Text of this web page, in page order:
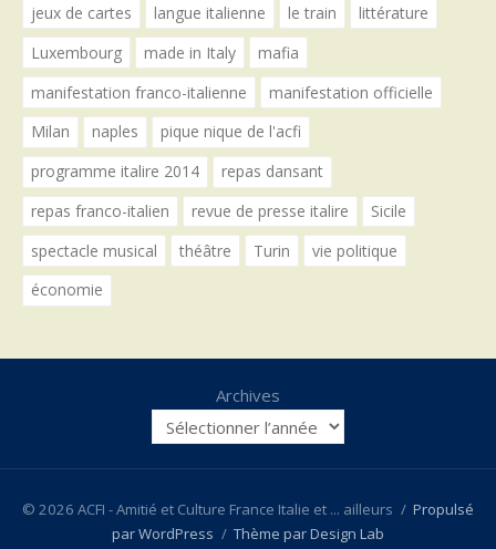
jeux de cartes
langue italienne le train
littérature
Luxembourg
made in Italy
mafia
manifestation franco-italienne
manifestation officielle
Milan
naples
pique nique de l'acfi
programme italire 2014
repas dansant
repas franco-italien
revue de presse italire
Sicile
spectacle musical
théâtre Turin
vie politique
économie
Archives
© 2026 ACFI - Amitié et Culture France Italie et ... ailleurs / Propulsé
par WordPress / Thème par Design Lab